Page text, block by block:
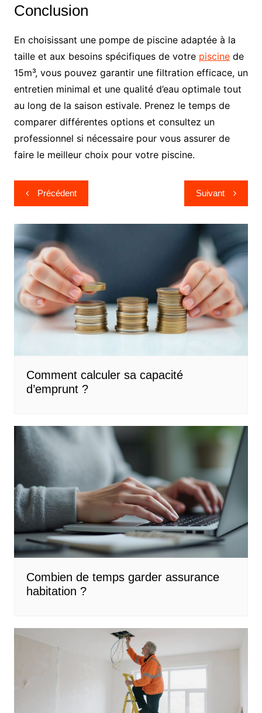
Conclusion
En choisissant une pompe de piscine adaptée à la
taille et aux besoins spécifiques de votre piscinede
15m³, vous pouvez garantir une filtration efficace, un
entretien minimal et une qualité d’eau optimale tout
au long de la saison estivale. Prenez le temps de
comparer différentes options et consultez un
professionnel si nécessaire pour vous assurer de
faire le meilleur choix pour votre piscine.
Navigation
de
l’article
Précédent Suivant
Comment calculer sa capacité
d’emprunt ?
Combien de temps garder assurance
habitation ?